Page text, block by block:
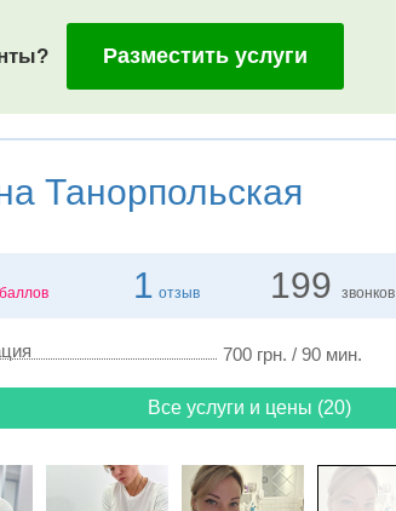
Разместить услуги
Танорпольская
баллов 1 отзыв 199 звонков
700 грн. / 90 мин.
Все услуги и цены (20)